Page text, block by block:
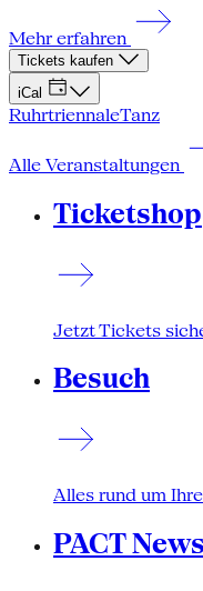
Mehr erfahren
Tickets kaufen
iCal
RuhrtriennaleTanz
Alle Veranstaltungen
Ticketshop
Jetzt Tickets
Besuch
Alles rund um
PACT